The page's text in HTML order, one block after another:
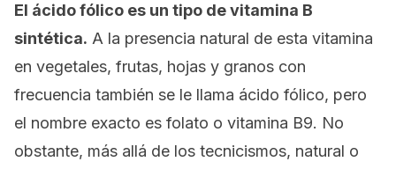
El ácido fólico es un tipo de vitamina B
sintética. A la presencia natural de esta vitamina
en vegetales, frutas, hojas y granos con
frecuencia también se le llama ácido fólico, pero
el nombre exacto es folato o vitamina B9. No
obstante, más allá de los tecnicismos, natural o